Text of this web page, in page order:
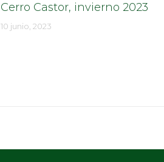
Cerro Castor, invierno 2023
10 junio, 2023